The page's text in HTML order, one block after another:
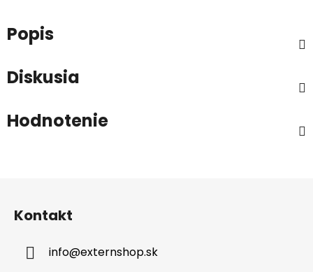
Popis
Diskusia
Hodnotenie
Kontakt
info@externshop.sk